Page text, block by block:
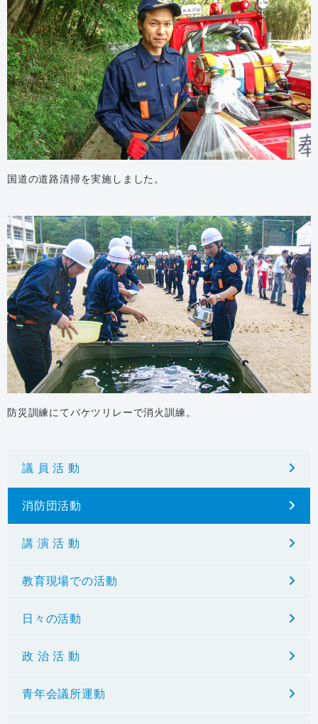
議 員 活 動
消防団活動
講 演 活 動
教育現場での活動
日々の活動
政 治 活 動
青年会議所運動
国道の道路清掃を実施しました。
防災訓練にてバケツリレーで消火訓練。